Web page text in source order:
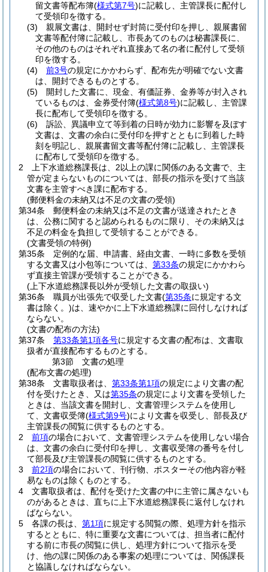
留文書等配布簿(様式第7号)に記載し、主管課長に配付し
て受領印を徴する。
(3)
親展文書は、開封せず封筒に受付印を押し、親展書留
文書等配付簿に記載し、市長あてのものは秘書課長に、
その他のものはそれぞれ直接あて名の者に配付して受領
印を徴する。
(4)
前3号の規定にかかわらず、配布先が明確でない文書
は、開封できるものとする。
(5)
開封した文書に、現金、有価証券、金券等が封入され
ているものは、金券受付簿(様式第8号)に記載し、主管課
長に配布して受領印を徴する。
(6)
訴訟、異議申立て等到着の日時が効力に影響を及ぼす
文書は、文書の余白に受付印を押すとともに到着した時
刻を明記し、親展書留文書等配付簿に記載し、主管課長
に配布して受領印を徴する。
2
上下水道総務課長は、2以上の課に関係のある文書で、主
管が定まらないものについては、部長の指示を受けて当該
文書を主管すべき課に配布する。
(郵便料金の未納又は不足の文書の受領)
第34条
郵便料金の未納又は不足の文書が送達されたとき
は、公務に関すると認められるものに限り、その未納又は
不足の料金を負担して受領することができる。
(文書受領の特例)
第35条
定例的な届、申請書、経由文書、一時に多数を受領
する文書又は小包等については、 第33条の規定にかかわら
ず直接主管課が受領することができる。
(上下水道総務課長以外が受領した文書の取扱い)
第36条
職員が出張先で収受した文書(第35条に規定する文
書は除く。)は、速やかに上下水道総務課に回付しなければ
ならない。
(文書の配布の方法)
第37条
第33条第1項各号に規定する文書の配布は、文書取
扱者が直接配布するものとする。
第3節
文書の処理
(配布文書の処理)
第38条
文書取扱者は、 第33条第1項の規定により文書の配
付を受けたとき、又は第35条の規定により文書を受領した
ときは、当該文書を開封し、文書管理システムを使用し
て、文書収受簿(様式第9号)により文書を収受し、部長及び
主管課長の閲覧に供するものとする。
2
前項の場合において、文書管理システムを使用しない場合
は、文書の余白に受付印を押し、文書収受簿の番号を付し
て部長及び主管課長の閲覧に供するものとする。
3
前2項の場合において、刊行物、ポスターその他内容が軽
易なものは除くものとする。
4
文書取扱者は、配付を受けた文書の中に主管に属さないも
のがあるときは、直ちに上下水道総務課長に返付しなけれ
ばならない。
5
各課の長は、 第1項に規定する閲覧の際、処理方針を指示
するとともに、特に重要な文書については、担当者に配付
する前に市長の閲覧に供し、処理方針について指示を受
け、他の課に関係のある事案の処理については、関係課長
と協議しなければならない。